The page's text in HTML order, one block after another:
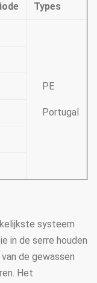
Types
PE
Portugal
systeem
in de serre houden
de gewassen
Het